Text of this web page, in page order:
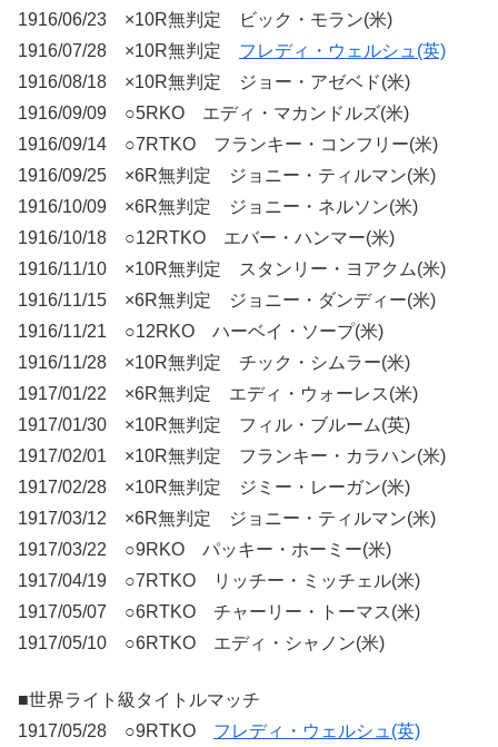
1916/06/23 ×10R無判定 ビック・モラン(米)
1916/07/28 ×10R無判定 フレディ・ウェルシュ(英)
1916/08/18 ×10R無判定 ジョー・アゼベド(米)
1916/09/09 ○5RKO エディ・マカンドルズ(米)
1916/09/14 ○7RTKO フランキー・コンフリー(米)
1916/09/25 ×6R無判定 ジョニー・ティルマン(米)
1916/10/09 ×6R無判定 ジョニー・ネルソン(米)
1916/10/18 ○12RTKO エバー・ハンマー(米)
1916/11/10 ×10R無判定 スタンリー・ヨアクム(米)
1916/11/15 ×6R無判定 ジョニー・ダンディー(米)
1916/11/21 ○12RKO ハーベイ・ソープ(米)
1916/11/28 ×10R無判定 チック・シムラー(米)
1917/01/22 ×6R無判定 エディ・ウォーレス(米)
1917/01/30 ×10R無判定 フィル・ブルーム(英)
1917/02/01 ×10R無判定 フランキー・カラハン(米)
1917/02/28 ×10R無判定 ジミー・レーガン(米)
1917/03/12 ×6R無判定 ジョニー・ティルマン(米)
1917/03/22 ○9RKO パッキー・ホーミー(米)
1917/04/19 ○7RTKO リッチー・ミッチェル(米)
1917/05/07 ○6RTKO チャーリー・トーマス(米)
1917/05/10 ○6RTKO エディ・シャノン(米)
■世界ライト級タイトルマッチ
1917/05/28 ○9RTKO フレディ・ウェルシュ(英)